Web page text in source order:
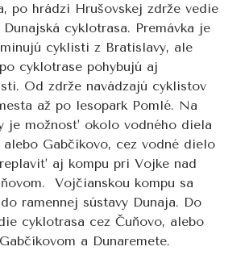
po hrádzi Hrušovskej zdrže vedie
cyklotrasa. Premávka je
cyklisti z Bratislavy, ale
cyklotrase pohybujú aj
Od zdrže navádzajú cyklistov
až po lesopark Pomlé. Na
je možnosť okolo vodného diela
alebo Gabčíkovo, cez vodné dielo
aj kompu pri Vojke nad
Vojčianskou kompu sa
ramennej sústavy Dunaja. Do
cyklotrasa cez Čuňovo, alebo
a Dunaremete.